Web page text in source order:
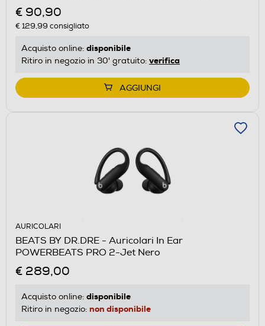
€ 90,90
€ 129,99 consigliato
Acquisto online: disponibile
Ritiro in negozio in 30' gratuito: verifica
AGGIUNGI
AURICOLARI
BEATS BY DR.DRE - Auricolari In Ear
POWERBEATS PRO 2-Jet Nero
€ 289,00
Acquisto online: disponibile
Ritiro in negozio: non disponibile